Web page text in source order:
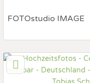
FOTOstudio IMAGE
Art des Shootings:
Hochzeits Shooting